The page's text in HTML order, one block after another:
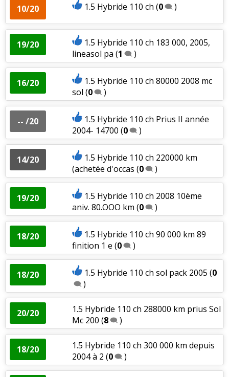
10/20 1.5 Hybride 110 ch (0 )
19/20
1.5 Hybride 110 ch 183 000, 2005,
lineasol pa (1 )
16/20
1.5 Hybride 110 ch 80000 2008 mc
sol (0 )
-- /20
1.5 Hybride 110 ch Prius II année
2004- 14700 (0 )
14/20
1.5 Hybride 110 ch 220000 km
(achetée d'occas (0 )
19/20
1.5 Hybride 110 ch 2008 10ème
aniv. 80.OOO km (0 )
18/20
1.5 Hybride 110 ch 90 000 km 89
finition 1 e (0 )
18/20 1.5 Hybride 110 ch sol pack 2005 (0
)
20/20
1.5 Hybride 110 ch 288000 km prius Sol
Mc 200 (8 )
18/20
1.5 Hybride 110 ch 300 000 km depuis
2004 à 2 (0 )